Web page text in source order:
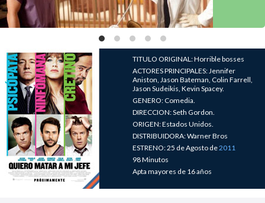
TITULO ORIGINAL: Horrible bosses
ACTORES PRINCIPALES: Jennifer
Aniston, Jason Bateman, Colin Farrell,
Jason Sudeikis, Kevin Spacey.
GENERO: Comedia.
DIRECCION: Seth Gordon.
ORIGEN: Estados Unidos.
DISTRIBUIDORA: Warner Bros
ESTRENO: 25 de Agosto de2011
98 Minutos
Apta mayores de 16 años